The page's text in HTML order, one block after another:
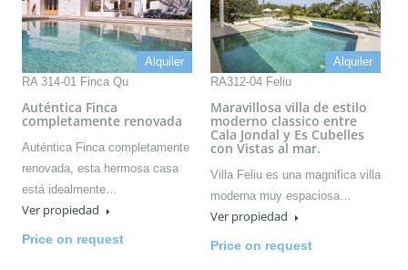
Alquiler
RA 314-01 Finca Qu
Auténtica Finca
completamente renovada
Auténtica Finca completamente
renovada, esta hermosa casa
está idealmente…
Ver propiedad
Price on request
Alquiler
RA312-04 Feliu
Maravillosa villa de estilo
moderno classico entre
Cala Jondal y Es Cubelles
con Vistas al mar.
Villa Feliu es una magnifica villa
moderna muy espaciosa…
Ver propiedad
Price on request